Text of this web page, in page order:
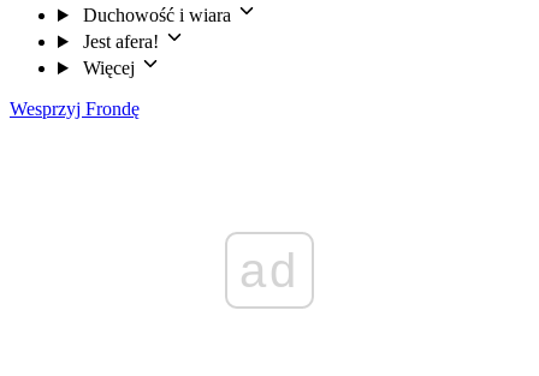
Duchowość i wiara
Jest afera!
Więcej
Wesprzyj Frondę
ad